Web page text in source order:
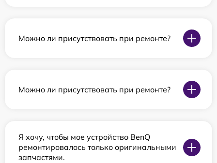
Можно ли присутствовать при ремонте?
Можно ли присутствовать при ремонте?
Я хочу, чтобы мое устройство BenQ
ремонтировалось только оригинальными
запчастями.